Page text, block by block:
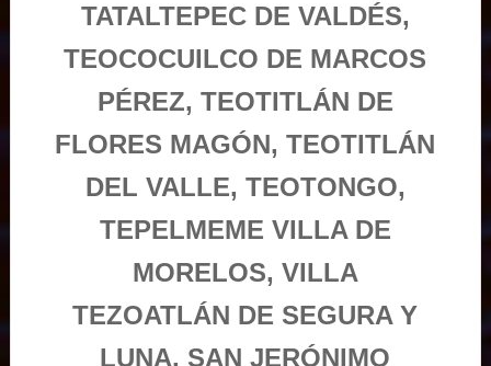
TATALTEPEC DE VALDÉS,
TEOCOCUILCO DE MARCOS
PÉREZ, TEOTITLÁN DE
FLORES MAGÓN, TEOTITLÁN
DEL VALLE, TEOTONGO,
TEPELMEME VILLA DE
MORELOS, VILLA
TEZOATLÁN DE SEGURA Y
LUNA, SAN JERÓNIMO